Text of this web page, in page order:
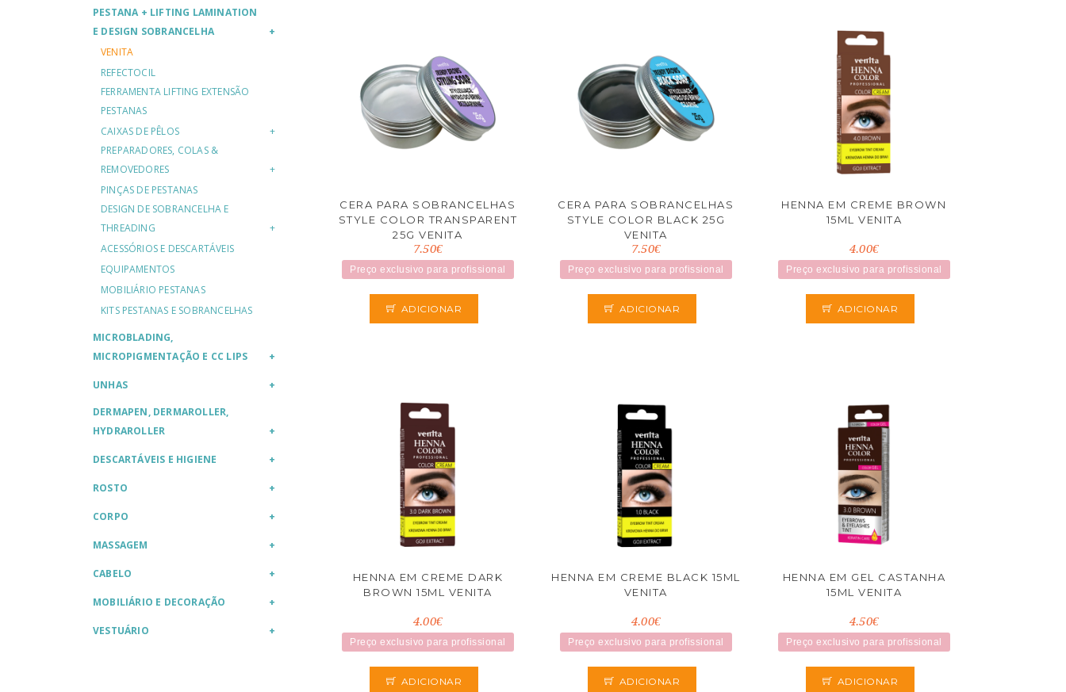
PESTANA + LIFTING LAMINATION
E DESIGN SOBRANCELHA
VENITA
REFECTOCIL
FERRAMENTA LIFTING EXTENSÃO
PESTANAS
CAIXAS DE PÊLOS
PREPARADORES, COLAS &
REMOVEDORES
PINÇAS DE PESTANAS
DESIGN DE SOBRANCELHA E
THREADING
ACESSÓRIOS E DESCARTÁVEIS
EQUIPAMENTOS
MOBILIÁRIO PESTANAS
KITS PESTANAS E SOBRANCELHAS
MICROBLADING,
MICROPIGMENTAÇÃO E CC LIPS
UNHAS
DERMAPEN, DERMAROLLER,
HYDRAROLLER
DESCARTÁVEIS E HIGIENE
ROSTO
CORPO
MASSAGEM
CABELO
MOBILIÁRIO E DECORAÇÃO
VESTUÁRIO
CERA PARA SOBRANCELHAS
STYLE COLOR TRANSPARENT
25G VENITA
7.50€
Preço exclusivo para profissional
ADICIONAR
CERA PARA SOBRANCELHAS
STYLE COLOR BLACK 25G
VENITA
7.50€
Preço exclusivo para profissional
ADICIONAR
HENNA EM CREME BROWN
15ML VENITA
4.00€
Preço exclusivo para profissional
ADICIONAR
HENNA EM CREME DARK
BROWN 15ML VENITA
4.00€
Preço exclusivo para profissional
ADICIONAR
HENNA EM CREME BLACK 15ML
VENITA
4.00€
Preço exclusivo para profissional
ADICIONAR
HENNA EM GEL CASTANHA
15ML VENITA
4.50€
Preço exclusivo para profissional
ADICIONAR